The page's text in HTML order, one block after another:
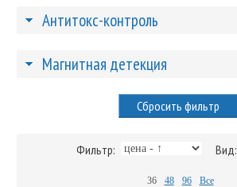
Антитокс-контроль
Магнитная детекция
Сбросить фильтр
Фильтр: Вид:
36 48 96 Все